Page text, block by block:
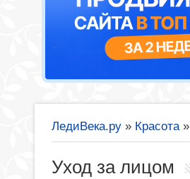
ЛедиВека.ру » Красота»
Уход за лицом